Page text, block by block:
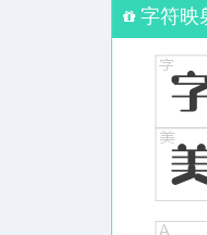
字符映